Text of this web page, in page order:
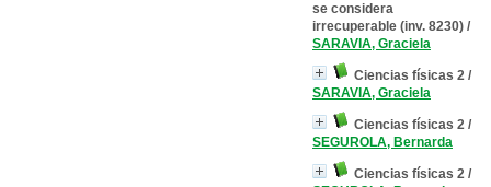
se considera
irrecuperable (inv. 8230) /
SARAVIA, Graciela
Ciencias físicas 2 /
SARAVIA, Graciela
Ciencias físicas 2 /
SEGUROLA, Bernarda
Ciencias físicas 2 /